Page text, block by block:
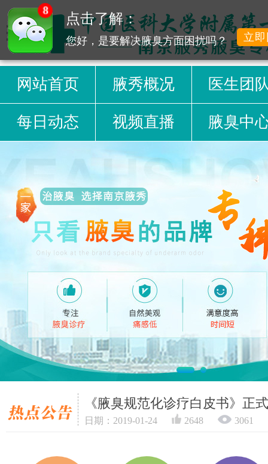
网站首页 腋秀概况 医生团
每日动态 视频直播 腋臭中
《腋臭规范化诊疗白皮书》正
日期：2019-01-24 2648 3061
8
点击了解：
您好，是要解决腋臭方面困扰吗？ 立